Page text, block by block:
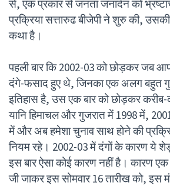
से, एक प्रकार से जनता जनार्दन को
प्रक्रिया सत्तारुढ बीजेपी ने शुरु की,
कथा है।
पहली बार कि 2002-03 को छोड़कर जब
दंगे-फसाद हुए थे, जिनका एक अलग बहुत
इतिहास है, उस एक बार को छोड़कर करीब-
यानि हिमाचल और गुजरात में 1998 में,
में और अब हमेशा चुनाव साथ होने की
नियम रहे। 2002-03 में दंगों के कारण ये
इस बार ऐसा कोई कारण नहीं है। कारण एक
जी जाकर इस सोमवार 16 तारीख को, इस